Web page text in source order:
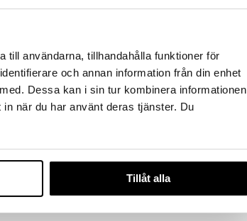
till användarna, tillhandahålla funktioner för
och annan information från din enhet
Dessa kan i sin tur kombinera informationen
när du har använt deras tjänster. Du
Tillåt alla
Earrings
PILGRIM
Necklace
PILGRIM
21,95